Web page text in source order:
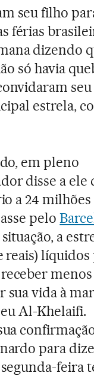
seu filho
férias
dizendo
só havia
estrela,
em pleno
disse a ele
a 24 milhões
pelo
a
reais)
sua vida à
Al-Khelaifi.
para
feira